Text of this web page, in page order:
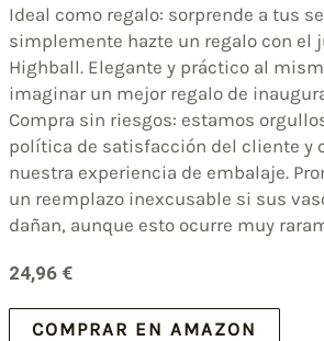
Ideal como regalo: sorprende a tus
simplemente hazte un regalo con el
Highball. Elegante y práctico al
imaginar un mejor regalo de
Compra sin riesgos: estamos
política de satisfacción del cliente y
nuestra experiencia de embalaje.
un reemplazo inexcusable si sus
dañan, aunque esto ocurre muy
24,96 €
COMPRAR EN AMAZON